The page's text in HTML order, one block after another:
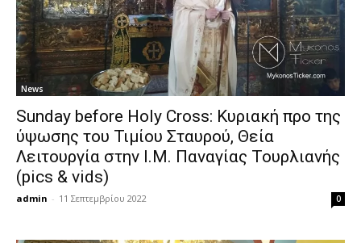
News
Sunday before Holy Cross: Κυριακή προ της
ύψωσης του Τιμίου Σταυρού, Θεία
Λειτουργία στην Ι.Μ. Παναγίας Τουρλιανής
(pics & vids)
admin - 11 Σεπτεμβρίου 2022 0